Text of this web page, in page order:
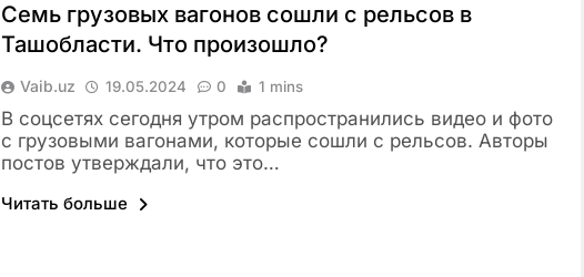
Семь грузовых вагонов сошли с рельсов в
Ташобласти. Что произошло?
Vaib.uz 19.05.2024 0 1 mins
В соцсетях сегодня утром распространились видео и фото
с грузовыми вагонами, которые сошли с рельсов. Авторы
постов утверждали, что это…
Читать больше